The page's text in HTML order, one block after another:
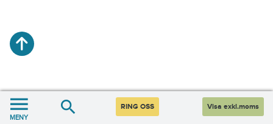
MENY
RING OSS Visa exkl.moms